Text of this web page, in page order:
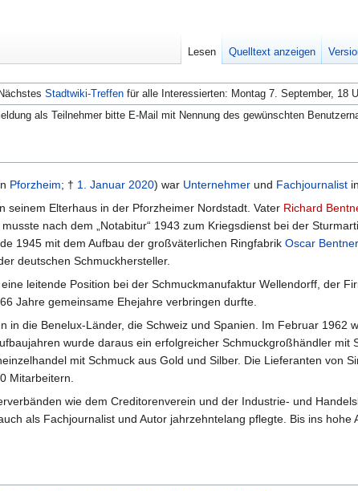
Stadtwiki-Treffen für alle Interessierten: Montag 7. September, 18
als Teilnehmer bitte E-Mail mit Nennung des gewünschten
Pforzheim; † 1. Januar 2020) war Unternehmer und Fachjournalist in
seinem Elterhaus in der Pforzheimer Nordstadt. Vater Richard
nach dem „Notabitur“ 1943 zum Kriegsdienst bei der
1945 mit dem Aufbau der großväterlichen Ringfabrik Oscar Bentner
deutschen Schmuckhersteller.
leitende Position bei der Schmuckmanufaktur Wellendorff, der
Jahre gemeinsame Ehejahre verbringen durfte.
in die Benelux-Länder, die Schweiz und Spanien. Im Februar
wurde daraus ein erfolgreicher Schmuckgroßhändler
mit Schmuck aus Gold und Silber. Die Lieferanten von
Mitarbeitern.
wie dem Creditorenverein und der Industrie- und
als Fachjournalist und Autor jahrzehntelang pflegte. Bis ins
Lesen Quelltext anzeigen